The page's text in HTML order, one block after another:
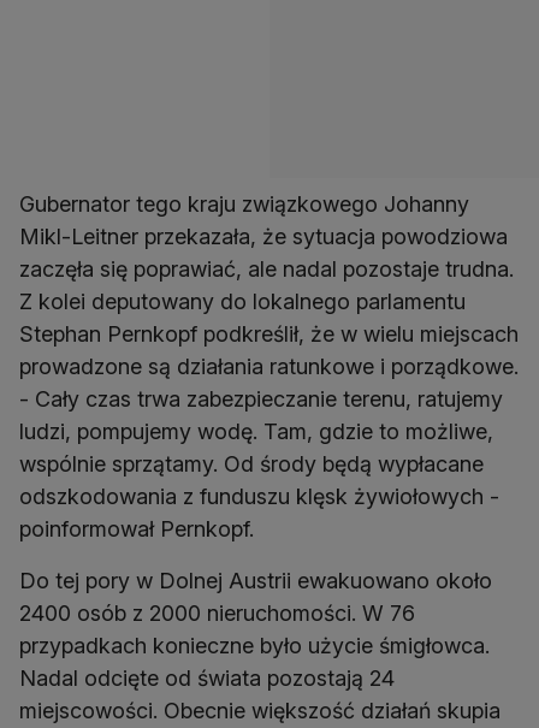
Gubernator tego kraju związkowego Johanny
Mikl-Leitner przekazała, że sytuacja powodziowa
zaczęła się poprawiać, ale nadal pozostaje trudna.
Z kolei deputowany do lokalnego parlamentu
Stephan Pernkopf podkreślił, że w wielu miejscach
prowadzone są działania ratunkowe i porządkowe.
- Cały czas trwa zabezpieczanie terenu, ratujemy
ludzi, pompujemy wodę. Tam, gdzie to możliwe,
wspólnie sprzątamy. Od środy będą wypłacane
odszkodowania z funduszu klęsk żywiołowych -
poinformował Pernkopf.
Do tej pory w Dolnej Austrii ewakuowano około
2400 osób z 2000 nieruchomości. W 76
przypadkach konieczne było użycie śmigłowca.
Nadal odcięte od świata pozostają 24
miejscowości. Obecnie większość działań skupia